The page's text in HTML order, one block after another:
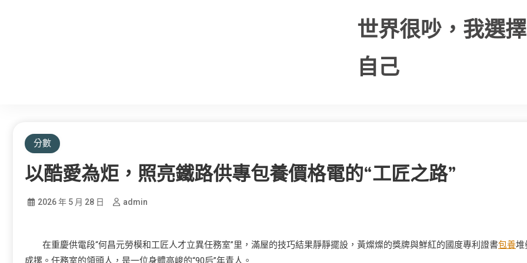
世界很吵，我選
自己
分數
以酷愛為炬，照亮鐵路供專包養價格電的“工匠之路”
2026 年 5 月 28 日 admin
在重慶供電段“何昌元勞模和工匠人才立異任務室”里，滿屋的技巧結果靜靜擺設，黃燦燦的獎牌與鮮紅的國度專利證書包養堆
成摞。任務室的領頭人，是一位身體高峻的“90后”年青人。